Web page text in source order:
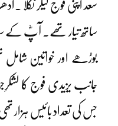
سعد اپنی فوج لیکر نکلا
بوڑھے اور خواتین شامل
جانب یزیدی فوج کا
جس کی تعداد بائیس